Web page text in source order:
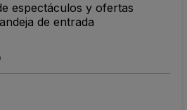
espectáculos y ofertas
de entrada